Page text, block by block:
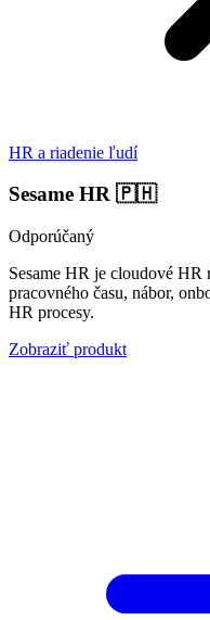
HR a riadenie ľudí
Sesame HR 🇵🇭
Odporúčaný
Sesame HR je cloudové HR
pracovného času, nábor,
HR procesy.
Zobraziť produkt